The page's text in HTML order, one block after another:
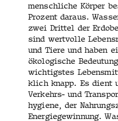
men­schliche Kör­p­er
Prozent daraus.
zwei Drit­tel der
sind wertvolle
und Tiere und haben
ökol­o­gis­che
wichtig­stes
klich knapp. Es dient
Verkehrs- und
hy­giene, der
Energiegewin­nung.